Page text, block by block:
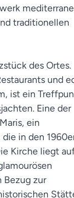
traditionellen
des Ortes.
und
ist ein
Eine der
ein
in den
Kirche liegt
Bezug zur